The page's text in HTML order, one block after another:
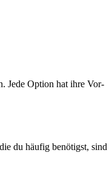
Jede Option hat ihre Vor-
du häufig benötigst, sind